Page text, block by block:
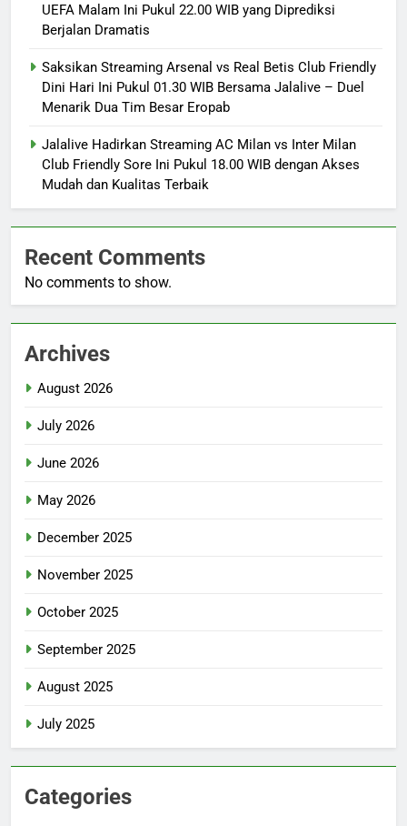
UEFA Malam Ini Pukul 22.00 WIB yang Diprediksi
Berjalan Dramatis
Saksikan Streaming Arsenal vs Real Betis Club Friendly
Dini Hari Ini Pukul 01.30 WIB Bersama Jalalive – Duel
Menarik Dua Tim Besar Eropab
Jalalive Hadirkan Streaming AC Milan vs Inter Milan
Club Friendly Sore Ini Pukul 18.00 WIB dengan Akses
Mudah dan Kualitas Terbaik
Recent Comments
No comments to show.
Archives
August 2026
July 2026
June 2026
May 2026
December 2025
November 2025
October 2025
September 2025
August 2025
July 2025
Categories